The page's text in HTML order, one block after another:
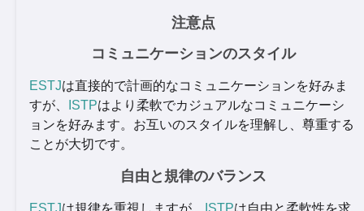
注意点
コミュニケーションのスタイル
ESTJは直接的で計画的なコミュニケーションを好みま
すが、
ISTPはより柔軟でカジュアルなコミュニケーシ
ョンを好みます。お互いのスタイルを理解し、尊重する
ことが大切です。
自由と規律のバランス
ESTJは規律を重視しますが、 ISTPは自由と柔軟性を求